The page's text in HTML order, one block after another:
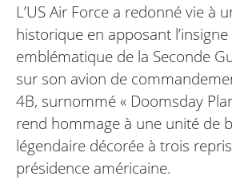
L’US Air Force a redonné vie à
historique en apposant
emblématique de la Seconde
sur son avion de
4B, surnommé « Doomsday
rend hommage à une unité de
légendaire décorée à trois
présidence américaine.